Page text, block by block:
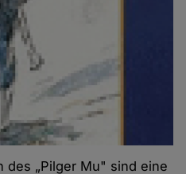
des „Pilger Mu" sind eine